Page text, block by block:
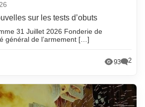
sur les tests d’obuts
31 Juillet 2026 Fonderie de
général de l’armement […]
93 2